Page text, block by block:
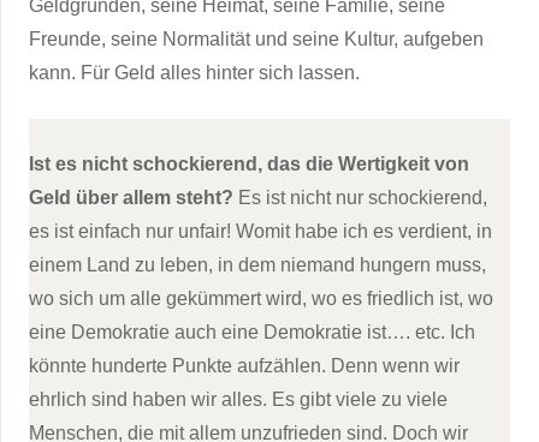
Geldgründen, seine Heimat, seine Familie, seine
Freunde, seine Normalität und seine Kultur, aufgeben
kann. Für Geld alles hinter sich lassen.
Ist es nicht schockierend, das die Wertigkeit von
Geld über allem steht? Es ist nicht nur schockierend,
es ist einfach nur unfair! Womit habe ich es verdient, in
einem Land zu leben, in dem niemand hungern muss,
wo sich um alle gekümmert wird, wo es friedlich ist, wo
eine Demokratie auch eine Demokratie ist…. etc. Ich
könnte hunderte Punkte aufzählen. Denn wenn wir
ehrlich sind haben wir alles. Es gibt viele zu viele
Menschen, die mit allem unzufrieden sind. Doch wir